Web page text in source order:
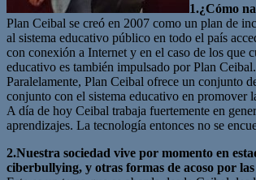
1.¿Cómo
Plan Ceibal se creó en 2007 como un plan de
al sistema educativo público en todo el país
con conexión a Internet y en el caso de los que
educativo es también impulsado por Plan Ceibal.
Paralelamente, Plan Ceibal ofrece un conjunto
conjunto con el sistema educativo en promover
A día de hoy Ceibal trabaja fuertemente en
aprendizajes. La tecnología entonces no se
2.Nuestra sociedad vive por momento en
ciberbullying, y otras formas de acoso por las